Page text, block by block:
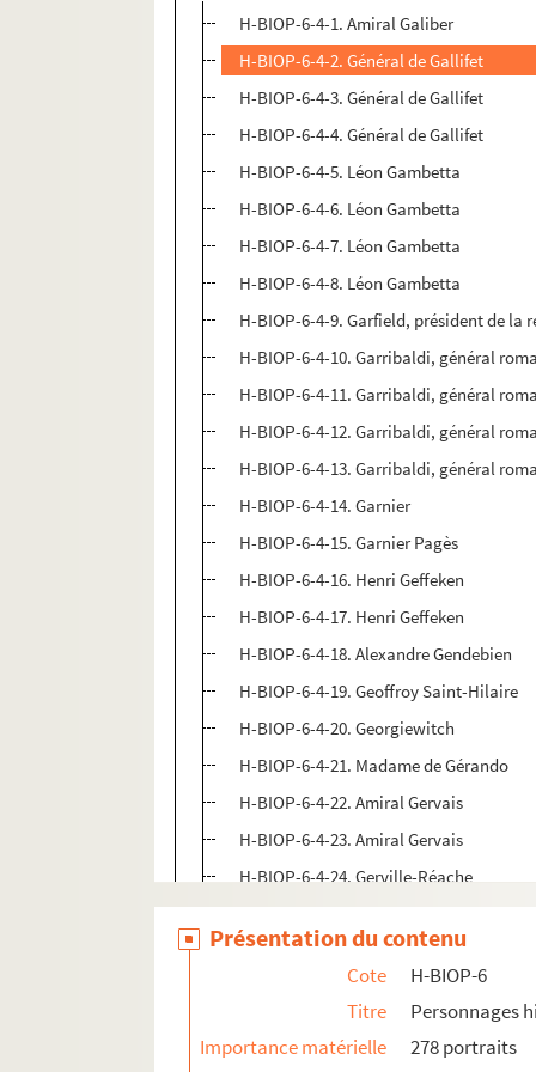
H-BIOP-6-4-1. Amiral Galiber
H-BIOP-6-4-2. Général de Gallifet
H-BIOP-6-4-3. Général de Gallifet
H-BIOP-6-4-4. Général de Gallifet
H-BIOP-6-4-5. Léon Gambetta
H-BIOP-6-4-6. Léon Gambetta
H-BIOP-6-4-7. Léon Gambetta
H-BIOP-6-4-8. Léon Gambetta
H-BIOP-6-4-9. Garfield, président de la
H-BIOP-6-4-10. Garribaldi, général
H-BIOP-6-4-11. Garribaldi, général
H-BIOP-6-4-12. Garribaldi, général
H-BIOP-6-4-13. Garribaldi, général
H-BIOP-6-4-14. Garnier
H-BIOP-6-4-15. Garnier Pagès
H-BIOP-6-4-16. Henri Geffeken
H-BIOP-6-4-17. Henri Geffeken
H-BIOP-6-4-18. Alexandre Gendebien
H-BIOP-6-4-19. Geoffroy Saint-Hilaire
H-BIOP-6-4-20. Georgiewitch
H-BIOP-6-4-21. Madame de Gérando
H-BIOP-6-4-22. Amiral Gervais
H-BIOP-6-4-23. Amiral Gervais
H-BIOP-6-4-24. Gerville-Réache
H-BIOP-6-4-25. Nicolas de Giers
H-BIOP-6-4-26. Nicolas de Giers
H-BIOP-6-4-27. Nicolas de Giers
H-BIOP-6-4-28. Maximin Giraud
H-BIOP-6-4-29. William Gladstone
Présentation du contenu
Cote
H-BIOP-6
Titre
Personnages
Importance matérielle
278 portraits